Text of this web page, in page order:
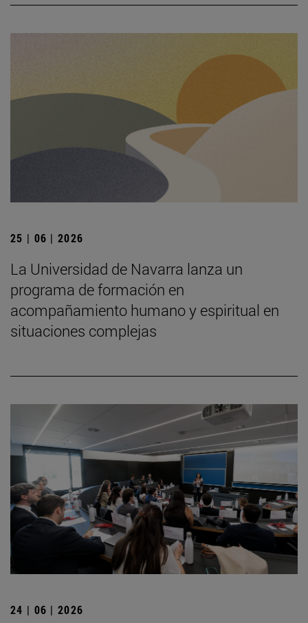
25 | 06 | 2026
La Universidad de Navarra lanza un
programa de formación en
acompañamiento humano y espiritual en
situaciones complejas
24 | 06 | 2026